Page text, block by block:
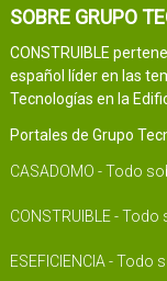
SOBRE GRUPO
CONSTRUIBLE
español líder en las
Tecnologías en la
Portales de Grupo
CASADOMO - Todo
CONSTRUIBLE -
ESEFICIENCIA - Todo